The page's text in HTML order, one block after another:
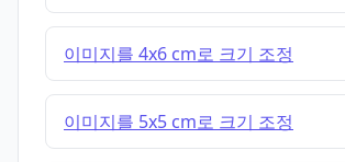
이미지를 4x6 cm로 크기 조정
이미지를 5x5 cm로 크기 조정